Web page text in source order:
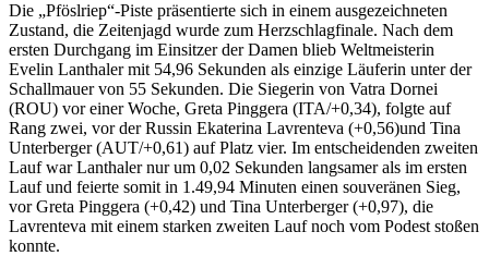
Die „Pföslriep“-Piste präsentierte sich in einem ausgezeichneten
Zustand, die Zeitenjagd wurde zum Herzschlagfinale. Nach dem
ersten Durchgang im Einsitzer der Damen blieb Weltmeisterin
Evelin Lanthaler mit 54,96 Sekunden als einzige Läuferin unter der
Schallmauer von 55 Sekunden. Die Siegerin von Vatra Dornei
(ROU) vor einer Woche, Greta Pinggera (ITA/+0,34), folgte auf
Rang zwei, vor der Russin Ekaterina Lavrenteva (+0,56)und Tina
Unterberger (AUT/+0,61) auf Platz vier. Im entscheidenden zweiten
Lauf war Lanthaler nur um 0,02 Sekunden langsamer als im ersten
Lauf und feierte somit in 1.49,94 Minuten einen souveränen Sieg,
vor Greta Pinggera (+0,42) und Tina Unterberger (+0,97), die
Lavrenteva mit einem starken zweiten Lauf noch vom Podest stoßen
konnte.